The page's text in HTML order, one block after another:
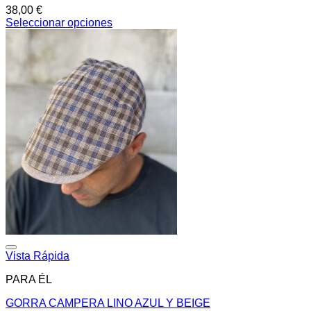
38,00 €
Seleccionar opciones
tiene
múltiples
variantes.
opciones
pueden
elegir
la
página
de
producto
Vista Rápida
PARA ÉL
GORRA CAMPERA LINO AZUL Y BEIGE